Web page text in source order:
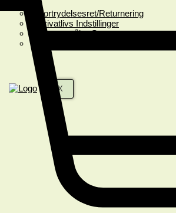
Fortrydelsesret/Returnering
Privatlivs Indstillinger
Spørgsmål & Svar
X